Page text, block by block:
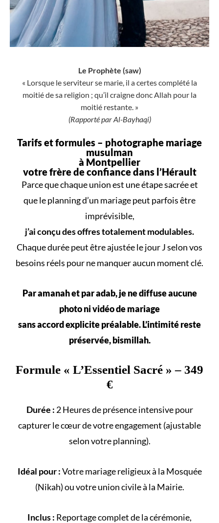
Le Prophète (saw)
« Lorsque le serviteur se marie, il a certes complété la
moitié de sa religion ; qu’il craigne donc Allah pour la
moitié restante. »
(Rapporté par Al-Bayhaqi)
Tarifs et formules – photographe mariage
musulman
à Montpellier
votre frère de confiance dans l’Hérault
Parce quechaque unionest uneétape sacréeet
que leplanning d’un mariagepeut parfois être
imprévisible,
j’ai conçu des offres totalement modulables.
Chaque durée peut être ajustée le jour J selon vos
besoins réels pour ne manquer aucun moment clé.
Par amanah et par adab, je ne diffuse aucune
photo ni vidéo de mariage
sans accord explicite préalable. L’intimité reste
préservée, bismillah.
Formule « L’Essentiel Sacré » – 349
€
Durée : 2 Heures de présence intensive pour
capturer le cœur de votre engagement (ajustable
selon votreplanning).
Idéal pour :Votremariage religieuxà la Mosquée
(Nikah) ou votreunion civileà la Mairie.
Inclus : Reportage complet de lacérémonie,